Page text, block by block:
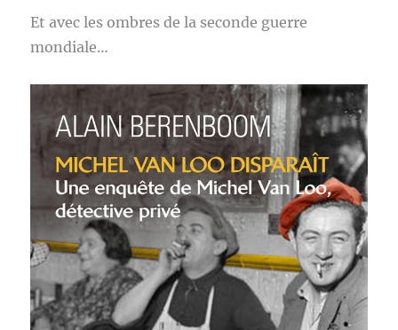
Et avec les ombres de la seconde guerre
mondiale…